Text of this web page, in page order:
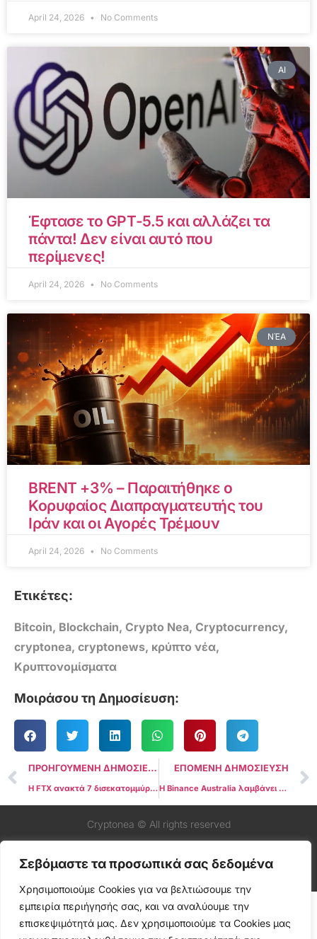
Σεβόμαστε τα προσωπικά σας δεδομένα
Χρησιμοποιούμε Cookies για να βελτιώσουμε την
εμπειρία περιήγησής σας, και να αναλύουμε την
επισκεψιμότητά μας. Δεν χρησιμοποιούμε τα Cookies μας
April 24, 2026 No Comments
AI
Έφτασε το GPT-5.5 και αλλάζει τα
πάντα! Δεν είναι αυτό που
περίμενες!
April 24, 2026 No Comments
ΝΈΑ
BRENT +3% – Παραιτήθηκε ο
Κορυφαίος Διαπραγματευτής του
Ιράν και οι Αγορές Τρέμουν
April 24, 2026 No Comments
Ετικέτες:
Bitcoin, Blockchain, Crypto Nea, Cryptocurrency,
cryptonea, cryptonews, κρύπτο νέα,
Κρυπτονομίσματα
Μοιράσου τη Δημοσίευση:
ΠΡΟΗΓΟΥΜΕΝΗ ΔΗΜΟΣΙΕΥΣΗ
Η FTX ανακτά 7 δισεκατομμύρια δολάρια σε περιουσιακά στοιχεία, επιδιώκει να διεκδικήσει τα υπόλοιπα 2 δισεκατομμύρια δολάρια για να αποκαταστήσει τις υπεξαιρέσεις
ΕΠΟΜΕΝΗ ΔΗΜΟΣΙΕΥΣΗ
Η Binance Australia λαμβάνει ειδοποίηση μόνο 12 ωρών πριν από την κατάργηση τραπεζών, αποκαλύπτει το στέλεχος
Cryptonea © All rights reserved